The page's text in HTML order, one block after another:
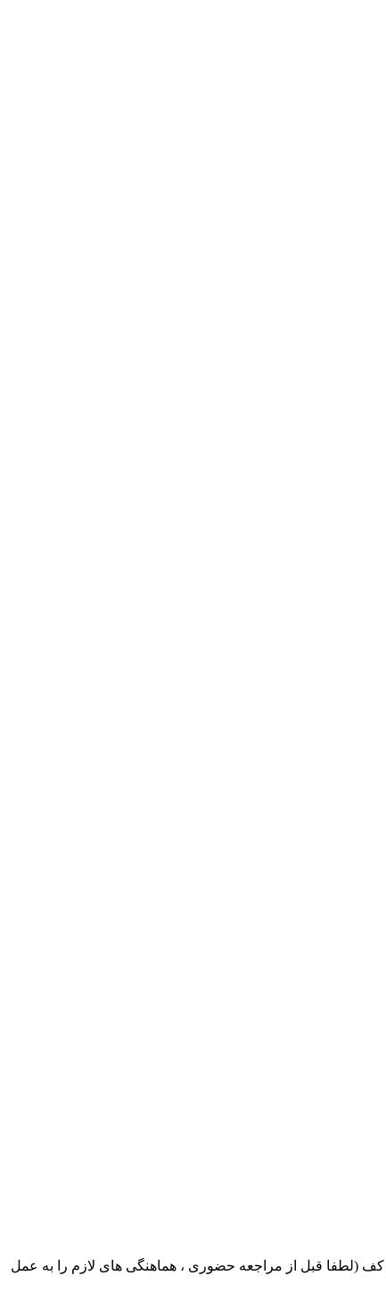
بابکت : میدان حر . خ امام خمینی . خیابان کمالی . خیابان اسکندری جنوبی اول خیابان مرتضوی پلاک 8 طبقه هم کف (لطفا قبل از مراجعه حضوری ، هماهنگی های لازم را به عمل